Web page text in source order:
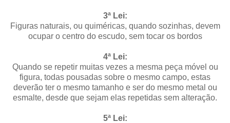
3ª Lei:
Figuras naturais, ou quiméricas, quando sozinhas, devem
ocupar o centro do escudo, sem tocar os bordos
4ª Lei:
Quando se repetir muitas vezes a mesma peça móvel ou
figura, todas pousadas sobre o mesmo campo, estas
deverão ter o mesmo tamanho e ser do mesmo metal ou
esmalte, desde que sejam elas repetidas sem alteração.
5ª Lei: